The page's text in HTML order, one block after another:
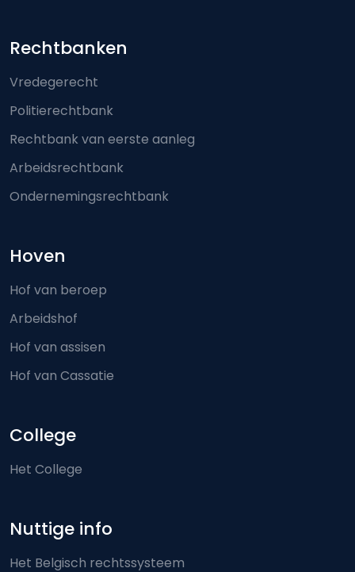
Footer-menu
Rechtbanken
Vredegerecht
Politierechtbank
Rechtbank van eerste aanleg
Arbeidsrechtbank
Ondernemingsrechtbank
Hoven
Hof van beroep
Arbeidshof
Hof van assisen
Hof van Cassatie
College
Het College
Nuttige info
Het Belgisch rechtssysteem